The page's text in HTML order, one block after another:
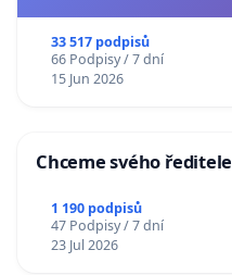
33 517 podpisů
66 Podpisy / 7 dní
15 Jun 2026
Chceme svého ředitele
1 190 podpisů
47 Podpisy / 7 dní
23 Jul 2026